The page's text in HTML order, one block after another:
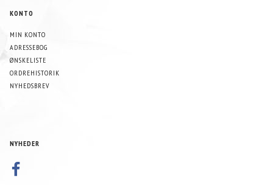
KONTO
MIN KONTO
ADRESSEBOG
ØNSKELISTE
ORDREHISTORIK
NYHEDSBREV
NYHEDER